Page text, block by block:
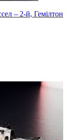
– 2-й, Гемілтон